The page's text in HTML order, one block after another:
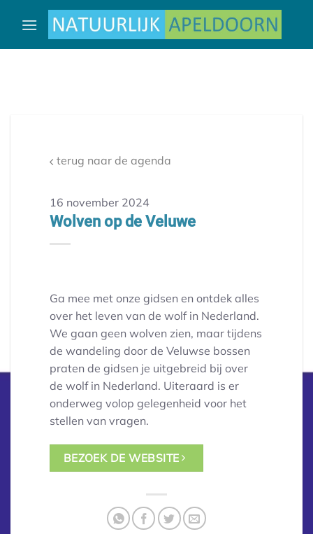
naar
terug naar de agenda
16 november 2024
Wolven op de Veluwe
Ga mee met onze gidsen en ontdek alles
over het leven van de wolf in Nederland.
We gaan geen wolven zien, maar tijdens
de wandeling door de Veluwse bossen
praten de gidsen je uitgebreid bij over
de wolf in Nederland. Uiteraard is er
onderweg volop gelegenheid voor het
stellen van vragen.
BEZOEK DE WEBSITE